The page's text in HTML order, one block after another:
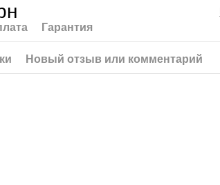
Гарантия
Новый отзыв или комментарий